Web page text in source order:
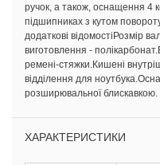
ручок, а також, оснащення 4
підшипниках з кутом
додаткові відомостіРозмір
виготовлення -
ремені-стяжки.Кишені
відділення для
розширювальної блискавкою.
ХАРАКТЕРИСТИКИ